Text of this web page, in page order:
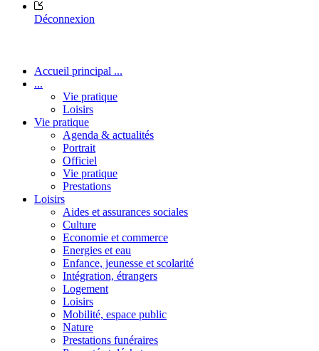
Déconnexion
Accueil principal ...
...
Vie pratique
Loisirs
Vie pratique
Agenda & actualités
Portrait
Officiel
Vie pratique
Prestations
Loisirs
Aides et assurances sociales
Culture
Economie et commerce
Energies et eau
Enfance, jeunesse et scolarité
Intégration, étrangers
Logement
Loisirs
Mobilité, espace public
Nature
Prestations funéraires